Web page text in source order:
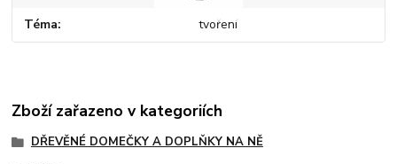
Téma tvoření
Zboží zařazeno v kategoriích
DŘEVĚNÉ DOMEČKY A DOPLŇKY NA NĚ